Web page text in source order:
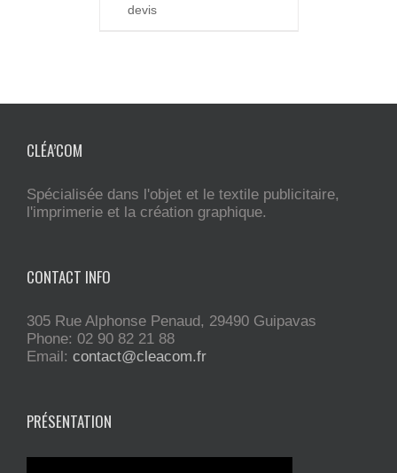
devis
CLÉA’COM
Spécialisée dans l'objet et le textile publicitaire,
l'imprimerie et la création graphique.
CONTACT INFO
305 Rue Alphonse Penaud, 29490 Guipavas
Phone: 02 90 82 21 88
Email: contact@cleacom.fr
PRÉSENTATION